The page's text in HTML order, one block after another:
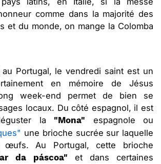
comme dans la majorité des
et du monde, on mange la Colomba
au Portugal, le vendredi saint est un
en mémoire de Jésus
week-end permet de bien se
locaux. Du côté espagnol, il est
la "Mona" espagnole ou
une brioche sucrée sur laquelle
Au Portugal, cette brioche
da páscoa" et dans certaines